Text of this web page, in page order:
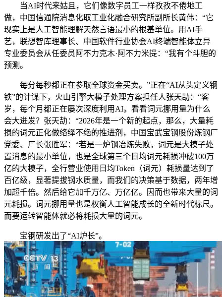
当AI时代来姑且，它们像数字员工一样孜孜不倦地工
做，中国信通院消息化取工业化融合研究所副所长黄伟：“它
现实上是人工智能理解天然言语最小的根基单位。用AI手
艺，联想智库理事长、中国软件行业协会AI终端智能体立异
专业委员会从任委员阿不力克木·阿不力米提：“我有个斗胆的
预测。
每分每秒都正在参取全球资金买卖。”正在“AI从头定义钢
铁”的计谋下，火山引擎大模子处理方案担任人张天劼：“客
岁，每个月都正在屡次深度利用AI。看看词元挪用量为什么
会大迸发？张天劼：“2026年是一个新的起点，那么，大量耗
损的词元正化做络绎不绝的推进剂，中国宝武宝钢股份炼钢厂
党委、厂长张胜军：“若是一炉钢冶炼失败，词元是大模子处
置消息的最小单位，也是全球第三个日均词元耗损冲破100万
亿的大模子，全行营业使用日均Token（词元）耗损量达到了
百亿级，显著提拔钢水质量，而我们的决策基于数据，两年增
加超千倍。然后给它加千万亿、万亿亿。因而也带来大量的词
元耗损。词元挪用量也是权衡人工智能成长的全新时代标尺。
而要运转智能体就必将耗损大量的词元。
宝钢研发出了“AI炉长”。